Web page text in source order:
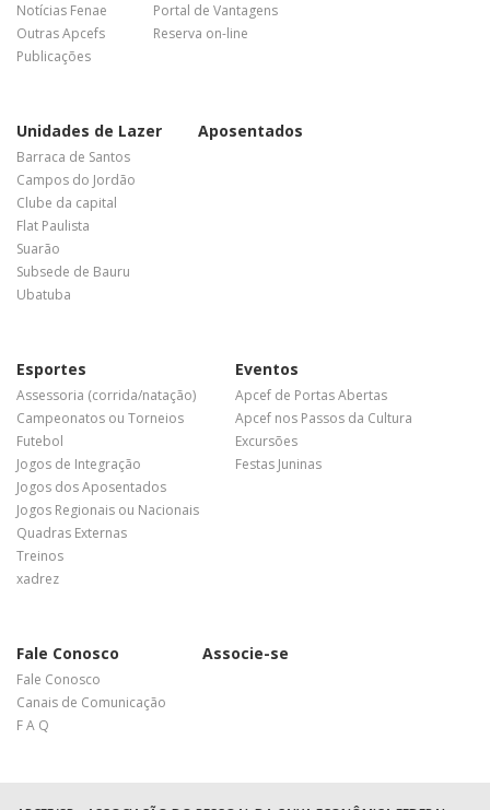
Notícias Fenae
Outras Apcefs
Publicações
Portal de Vantagens
Reserva on-line
Unidades de Lazer
Barraca de Santos
Campos do Jordão
Clube da capital
Flat Paulista
Suarão
Subsede de Bauru
Ubatuba
Aposentados
Esportes
Assessoria (corrida/natação)
Campeonatos ou Torneios
Futebol
Jogos de Integração
Jogos dos Aposentados
Jogos Regionais ou Nacionais
Quadras Externas
Treinos
xadrez
Eventos
Apcef de Portas Abertas
Apcef nos Passos da Cultura
Excursões
Festas Juninas
Fale Conosco
Fale Conosco
Canais de Comunicação
F A Q
Associe-se